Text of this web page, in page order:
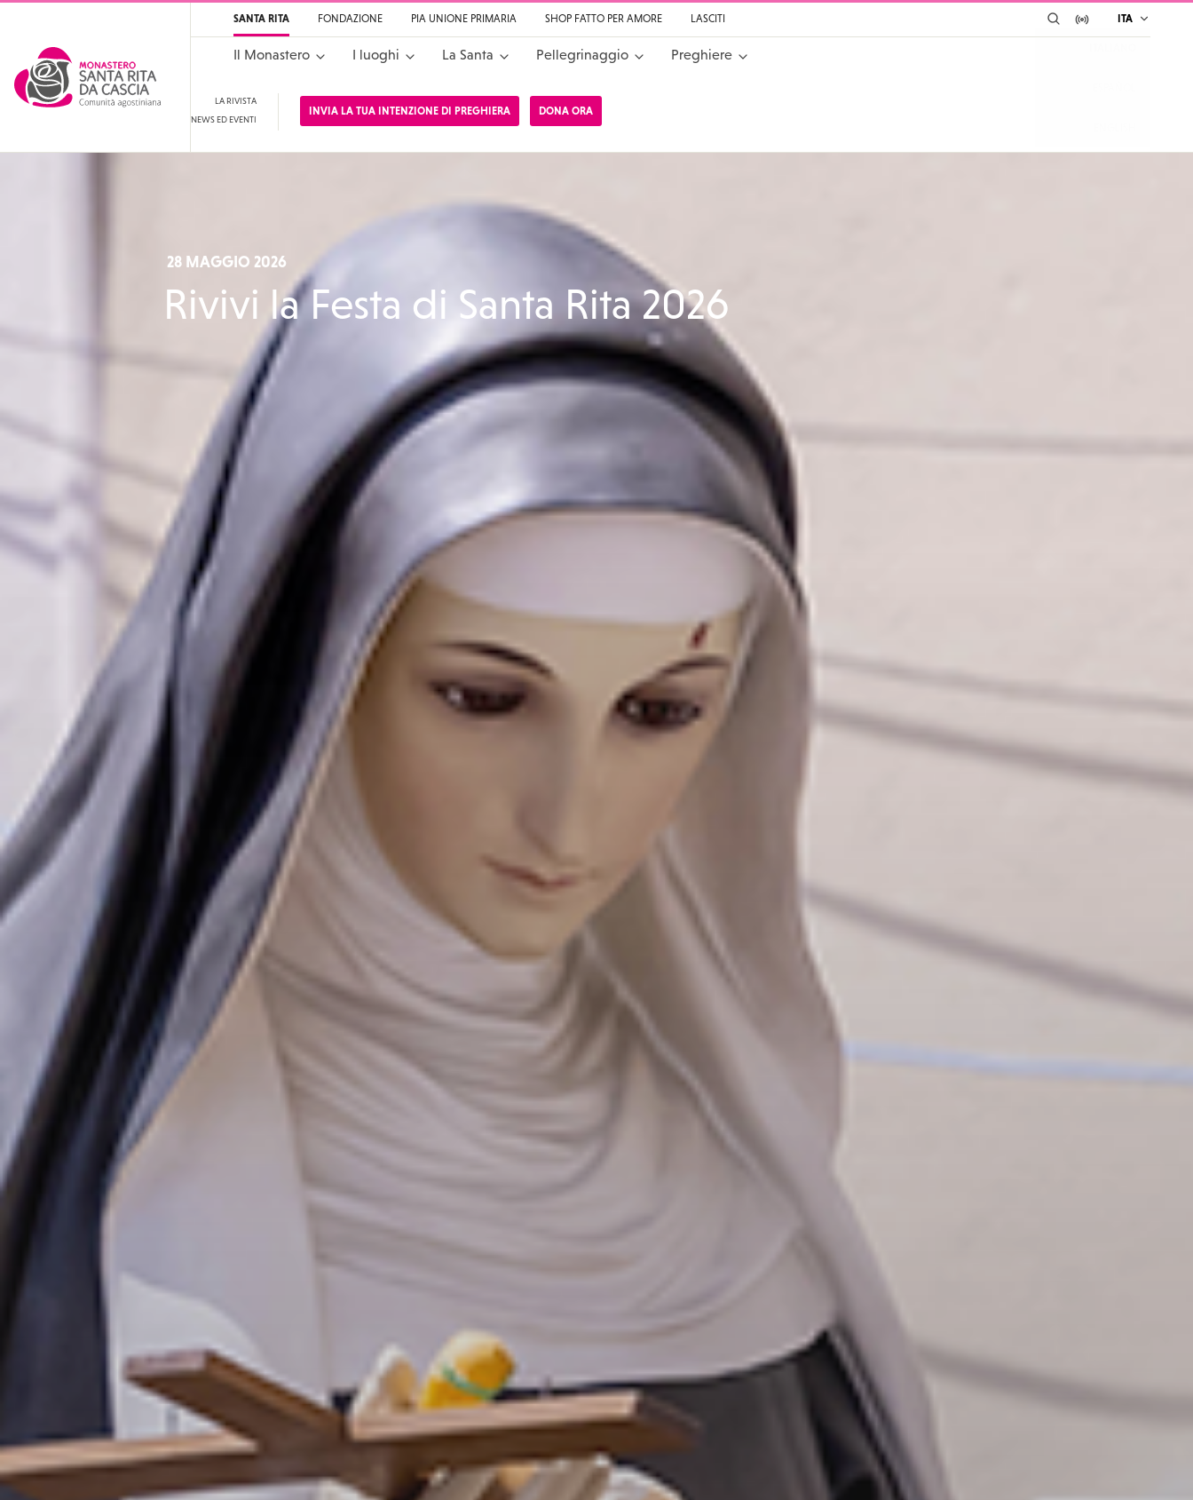
Santa Rita
Santuario di Santa Rita da Cascia
SANTA RITA FONDAZIONE PIA UNIONE PRIMARIA SHOP FATTO PER AMORE LASCITI CERCAIN DIRETTA SU
ITA
Il Monastero I luoghi La Santa Pellegrinaggio Preghiere
LA RIVISTA
NEWS ED EVENTI
INVIA LA TUA INTENZIONE DI PREGHIERA DONA ORA
28 MAGGIO 2026
Rivivi la Festa di Santa Rita 2026